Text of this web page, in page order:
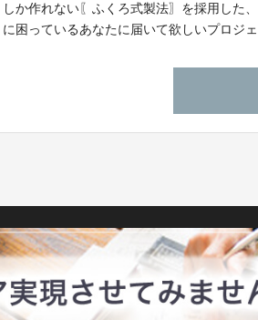
しか作れない〖ふくろ式製法〗を採用した
に困っているあなたに届いて欲しいプロジ